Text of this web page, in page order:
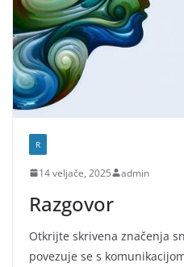
R
14 veljače, 2025 admin
Razgovor
Otkrijte skrivena značenja
povezuje se s